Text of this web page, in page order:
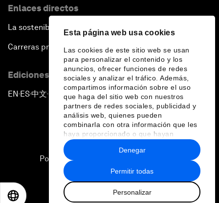
Esta página web usa cookies
Las cookies de este sitio web se usan
para personalizar el contenido y los
anuncios, ofrecer funciones de redes
sociales y analizar el tráfico. Además,
compartimos información sobre el uso
que haga del sitio web con nuestros
partners de redes sociales, publicidad y
análisis web, quienes pueden
combinarla con otra información que les
haya proporcionado o que hayan
recopilado a partir del uso que haya
hecho de sus servicios.
Permitir todas
Personalizar
Denegar
Enlaces directos
La sostenibilidad en el Foro
Carreras profesionales
Ediciones en otros idiomas
EN ▪ES▪中文▪ 日本語
Política de privacidad y normas de uso
Sitemap
2026 Foro Económico Mundial